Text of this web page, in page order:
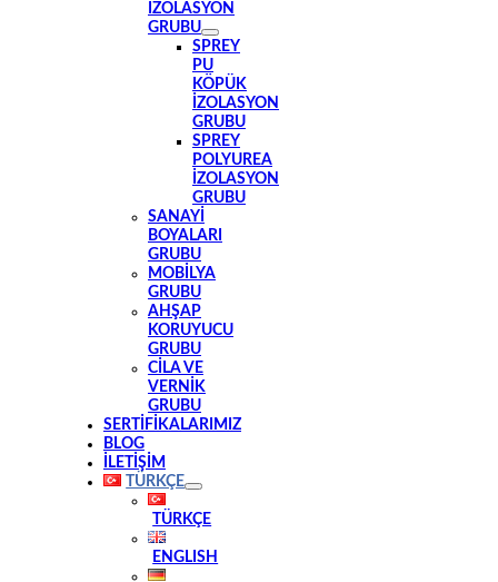
İZOLASYON
GRUBU
SPREY
PU
KÖPÜK
İZOLASYON
GRUBU
SPREY
POLYUREA
İZOLASYON
GRUBU
SANAYI
BOYALARI
GRUBU
MOBILYA
GRUBU
AHŞAP
KORUYUCU
GRUBU
CILA VE
VERNIK
GRUBU
SERTİFİKALARIMIZ
BLOG
İLETİŞİM
TÜRKÇE
TÜRKÇE
ENGLISH